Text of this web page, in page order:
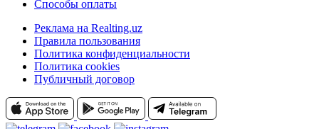
Способы оплаты
Реклама на Realting.uz
Правила пользования
Политика конфиденциальности
Политика cookies
Публичный договор